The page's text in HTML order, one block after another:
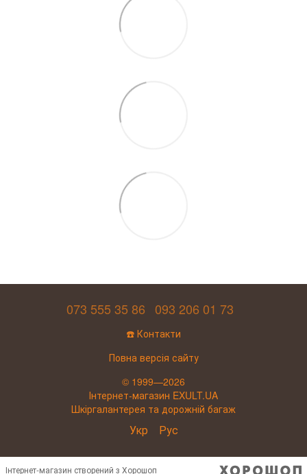
073 555 35 86 093 206 01 73
☎️ Контакти
Повна версія сайту
© 1999—2026
Інтернет-магазин EXULT.UA
Шкіргалантерея та дорожній багаж
Укр Рус
Інтернет-магазин створений з Хорошоп